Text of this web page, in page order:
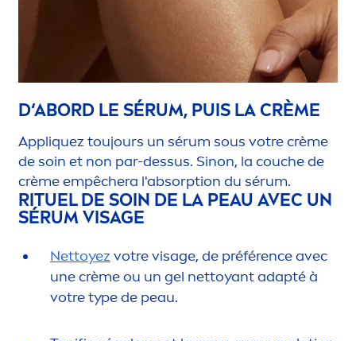
D‘ABORD LE SÉRUM, PUIS LA CRÈME
Appliquez toujours un sérum sous votre crème
de soin et non par-dessus. Sinon, la couche de
crème empêchera l'absorption du sérum.
RITUEL DE SOIN DE LA PEAU AVEC UN
SÉRUM VISAGE
Nettoyez votre visage, de préférence avec
une crème ou un gel nettoyant adapté à
votre type de peau.